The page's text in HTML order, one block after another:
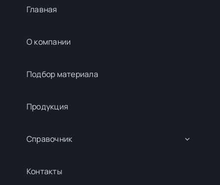
Главная
О компании
Подбор материалa
Продукция
Справочник
Контакты